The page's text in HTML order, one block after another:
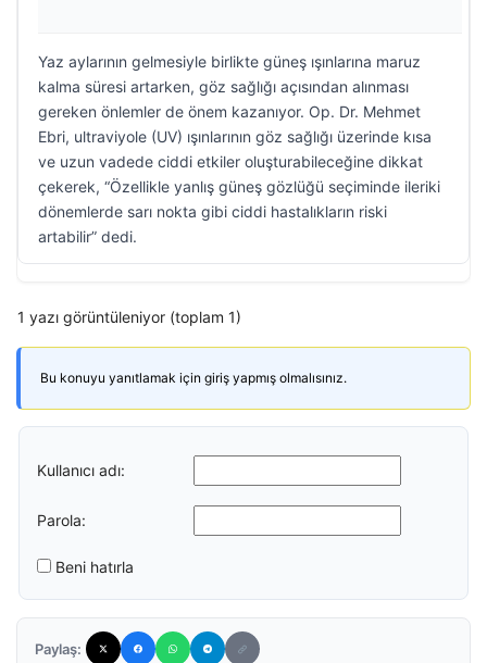
Yaz aylarının gelmesiyle birlikte güneş ışınlarına maruz
kalma süresi artarken, göz sağlığı açısından alınması
gereken önlemler de önem kazanıyor. Op. Dr. Mehmet
Ebri, ultraviyole (UV) ışınlarının göz sağlığı üzerinde kısa
ve uzun vadede ciddi etkiler oluşturabileceğine dikkat
çekerek, “Özellikle yanlış güneş gözlüğü seçiminde ileriki
dönemlerde sarı nokta gibi ciddi hastalıkların riski
artabilir” dedi.
1 yazı görüntüleniyor (toplam 1)
Bu konuyu yanıtlamak için giriş yapmış olmalısınız.
Kullanıcı adı:
Parola:
Beni hatırla
Paylaş: